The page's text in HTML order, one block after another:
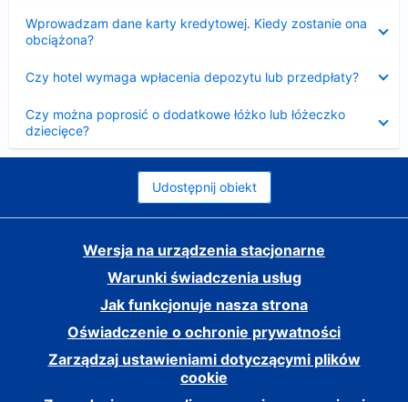
Wprowadzam dane karty kredytowej. Kiedy zostanie ona
obciążona?
Czy hotel wymaga wpłacenia depozytu lub przedpłaty?
Czy można poprosić o dodatkowe łóżko lub łóżeczko
dziecięce?
Udostępnij obiekt
Wersja na urządzenia stacjonarne
Warunki świadczenia usług
Jak funkcjonuje nasza strona
Oświadczenie o ochronie prywatności
Zarządzaj ustawieniami dotyczącymi plików
cookie